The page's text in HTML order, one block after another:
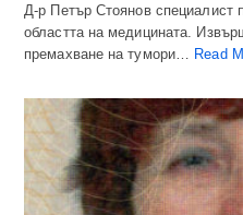
Д-р Петър Стоянов специалист
областта на медицината.
премахване на тумори…
Read